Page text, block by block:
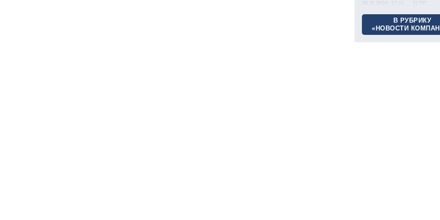
30.11.2024 12:11 11707
В РУБРИКУ
«НОВОСТИ